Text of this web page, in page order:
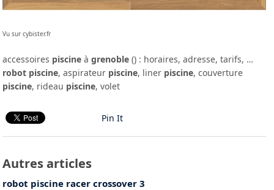
Vu sur cybister.fr
accessoires piscine àgrenoble () : horaires, adresse, tarifs, …
robot piscine, aspirateur piscine, liner piscine, couverture
piscine, rideau piscine, volet
Pin It
Autres articles
robot piscine racer crossover 3